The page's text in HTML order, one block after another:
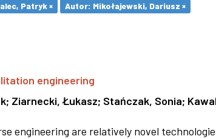
Patryk × Autor: Mikołajewski, Dariusz ×
engineering
; Ziarnecki, Łukasz; Stańczak, Sonia;
engineering are relatively novel